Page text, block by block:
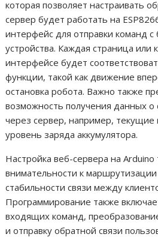
которая позволяет настраивать
сервер будет работать на
интерфейс для отправки команд с
устройства. Каждая страница или
интерфейсе будет
функции, такой как движение
остановка робота. Важно также
возможность получения данных о
через сервер, например, текущие
уровень заряда аккумулятора.
Настройка веб-сервера на Arduino
внимательности к маршрутизации
стабильности связи между
Программирование также
входящих команд,
и отправку обратной связи